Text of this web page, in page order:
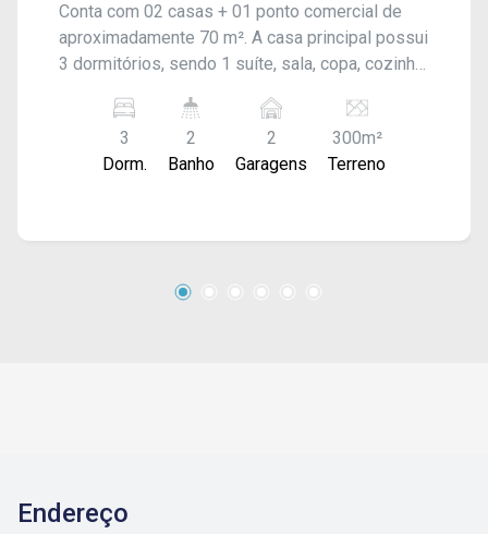
Conta com 02 casas + 01 ponto comercial de
aproximadamente 70 m². A casa principal possui
3 dormitórios, sendo 1 suíte, sala, copa, cozinha,
com churrasqueira e 2 vagas de garagem.Nos
fundos, há uma segunda casa com 2
dormitórios, sala, cozinha, banheiro, área de
obter renda com locação ou instalar o próprio
3
Dorm.
2
Banho
2
Garagens
300m²
Terreno
Endereço